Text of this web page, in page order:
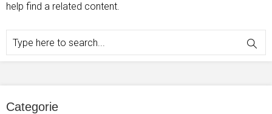
help find a related content.
Categorie